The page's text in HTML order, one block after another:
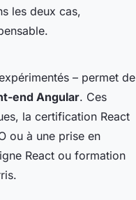
les deux cas,
– permet de
end Angular. Ces
la certification React
ou à une prise en
React ou formation